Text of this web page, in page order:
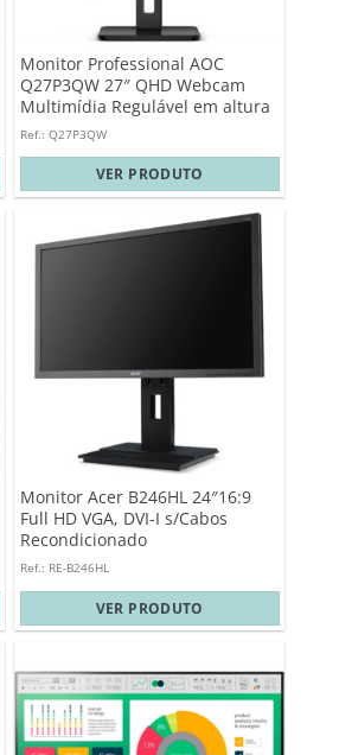
Monitor Professional AOC
Q27P3QW 27″ QHD Webcam
Multimídia Regulável em altura
Ref.: Q27P3QW
VER PRODUTO
Monitor Acer B246HL 24″16:9
Full HD VGA, DVI-I s/Cabos
Recondicionado
Ref.: RE-B246HL
VER PRODUTO